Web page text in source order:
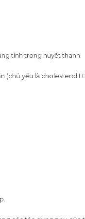
tính trong huyết thanh.
(chủ yếu là cholesterol